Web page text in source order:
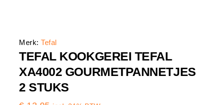
Merk: Tefal
TEFAL KOOKGEREI TEFAL
XA4002 GOURMETPANNETJES
2 STUKS